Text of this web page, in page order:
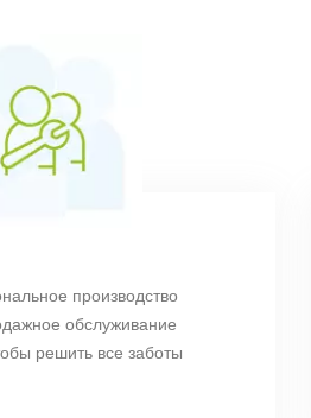
производство
обслуживание
решить все заботы